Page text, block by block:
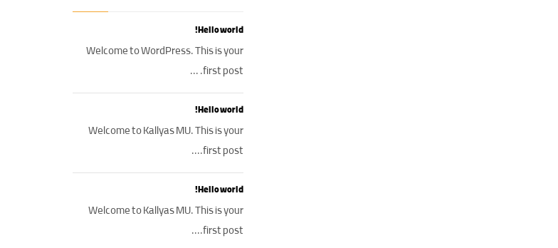
Hello world!
Welcome to WordPress. This is your
first post. ...
Hello world!
Welcome to Kallyas MU. This is your
first post....
Hello world!
Welcome to Kallyas MU. This is your
first post....